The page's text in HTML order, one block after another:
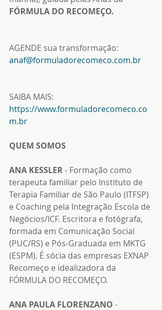
FÓRMULA DO RECOMEÇO.
AGENDE sua transformação:
anaf@formuladorecomeco.com.br
SAIBA MAIS:
https://www.formuladorecomeco.co
m.br
QUEM SOMOS
ANA KESSLER - Formação como
terapeuta familiar pelo Instituto de
Terapia Familiar de São Paulo (ITFSP)
e Coaching pela Integração Escola de
Negócios/ICF. Escritora e fotógrafa,
formada em Comunicação Social
(PUC/RS) e Pós-Graduada em MKTG
(ESPM). É sócia das empresas EXNAP
Recomeço e idealizadora da
FÓRMULA DO RECOMEÇO.
ANA PAULA FLORENZANO -